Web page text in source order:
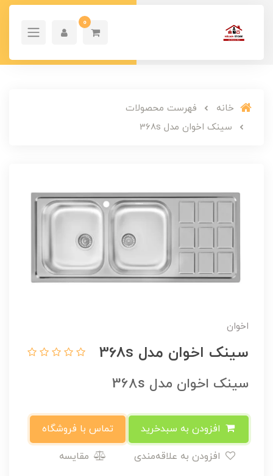
0
خانه
فهرست محصولات
سینک اخوان مدل 368s
اخوان
سینک اخوان مدل 368s
سینک اخوان مدل 368s
تماس با فروشگاه
مقایسه